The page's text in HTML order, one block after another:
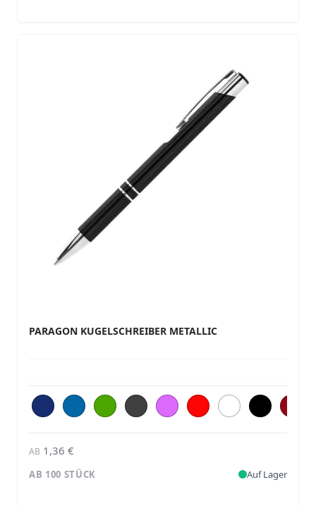
PARAGON KUGELSCHREIBER METALLIC
AB 1,36 €
AB 100 STÜCK Auf Lager